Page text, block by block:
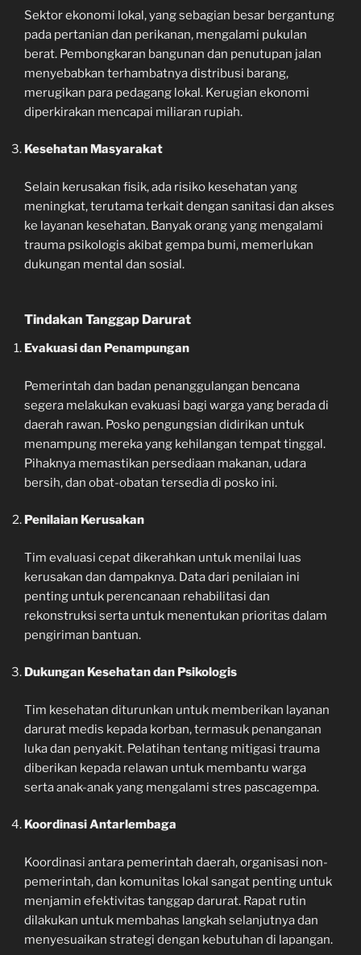
Sektor ekonomi lokal, yang sebagian besar bergantung
pada pertanian dan perikanan, mengalami pukulan
berat. Pembongkaran bangunan dan penutupan jalan
menyebabkan terhambatnya distribusi barang,
merugikan para pedagang lokal. Kerugian ekonomi
diperkirakan mencapai miliaran rupiah.
Kesehatan Masyarakat
Selain kerusakan fisik, ada risiko kesehatan yang
meningkat, terutama terkait dengan sanitasi dan akses
ke layanan kesehatan. Banyak orang yang mengalami
trauma psikologis akibat gempa bumi, memerlukan
dukungan mental dan sosial.
Tindakan Tanggap Darurat
Evakuasi dan Penampungan
Pemerintah dan badan penanggulangan bencana
segera melakukan evakuasi bagi warga yang berada di
daerah rawan. Posko pengungsian didirikan untuk
menampung mereka yang kehilangan tempat tinggal.
Pihaknya memastikan persediaan makanan, udara
bersih, dan obat-obatan tersedia di posko ini.
Penilaian Kerusakan
Tim evaluasi cepat dikerahkan untuk menilai luas
kerusakan dan dampaknya. Data dari penilaian ini
penting untuk perencanaan rehabilitasi dan
rekonstruksi serta untuk menentukan prioritas dalam
pengiriman bantuan.
Dukungan Kesehatan dan Psikologis
Tim kesehatan diturunkan untuk memberikan layanan
darurat medis kepada korban, termasuk penanganan
luka dan penyakit. Pelatihan tentang mitigasi trauma
diberikan kepada relawan untuk membantu warga
serta anak-anak yang mengalami stres pascagempa.
Koordinasi Antarlembaga
Koordinasi antara pemerintah daerah, organisasi non-
pemerintah, dan komunitas lokal sangat penting untuk
menjamin efektivitas tanggap darurat. Rapat rutin
dilakukan untuk membahas langkah selanjutnya dan
menyesuaikan strategi dengan kebutuhan di lapangan.